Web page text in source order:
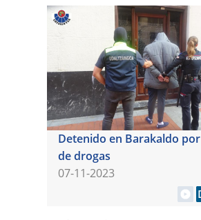
Detenido en Barakaldo
de drogas
07-11-2023